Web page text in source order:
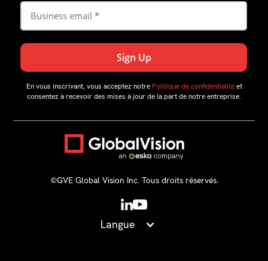
En vous inscrivant, vous acceptez notre Politique de confidentialitéet
consentez à recevoir des mises à jour de la part de notre entreprise.
©GVE Global Vision Inc. Tous droits réservés.
Langue